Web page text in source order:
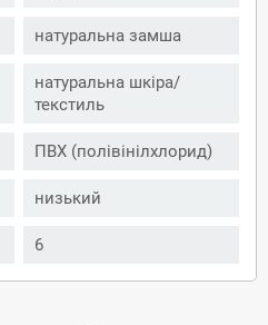
натуральна замша
натуральна шкіра/
текстиль
ПВХ (полівінілхлорид)
низький
6